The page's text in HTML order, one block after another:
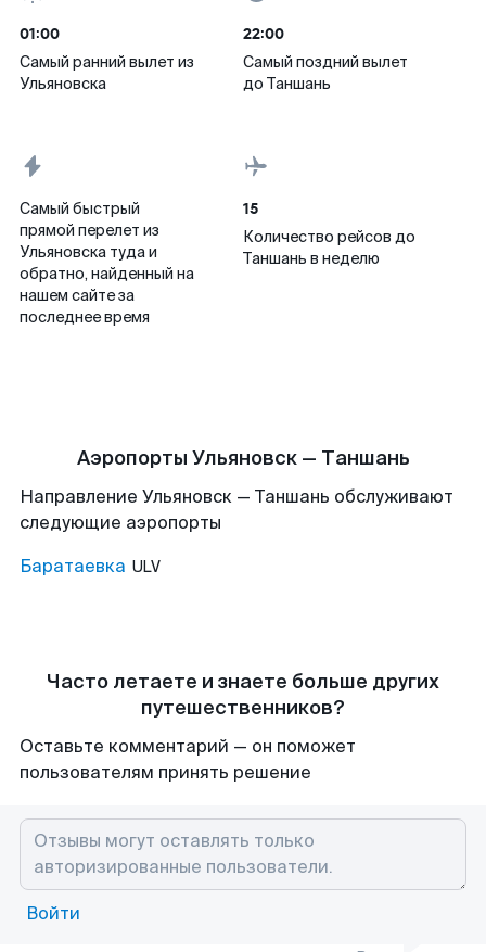
01:00
Самый ранний вылет из
Ульяновска
22:00
Самый поздний вылет
до Таншань
Самый быстрый
прямой перелет из
Ульяновска туда и
обратно, найденный на
нашем сайте за
последнее время
15
Количество рейсов до
Таншань в неделю
Аэропорты Ульяновск — Таншань
Направление Ульяновск — Таншань обслуживают
следующие аэропорты
Баратаевка ULV
Часто летаете и знаете больше других
путешественников?
Оставьте комментарий — он поможет
пользователям принять решение
Войти